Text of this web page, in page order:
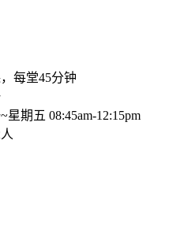
每堂45分钟
星期五 08:45am-12:15pm